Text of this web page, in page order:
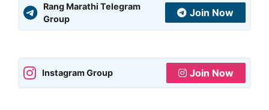
Rang Marathi Telegram
Group
Join Now
Instagram Group Join Now